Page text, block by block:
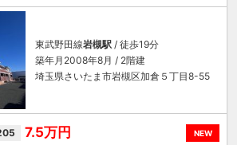
東武野田線岩槻駅 / 徒歩19分
築年月2008年8月 / 2階建
埼玉県さいたま市岩槻区加倉５丁目8-55
NEW
7.5万円